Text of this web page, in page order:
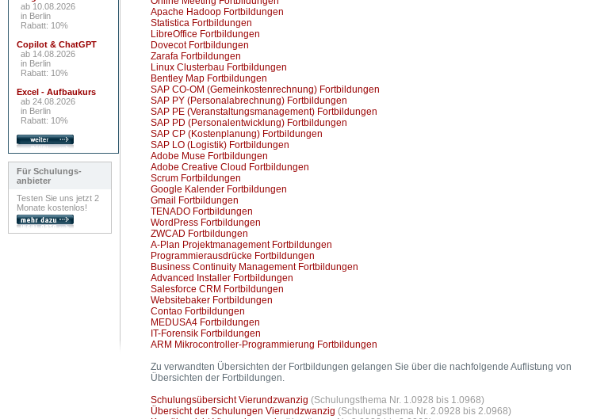
ab 10.08.2026
in Berlin
Rabatt: 10%
Copilot & ChatGPT
ab 14.08.2026
in Berlin
Rabatt: 10%
Excel - Aufbaukurs
ab 24.08.2026
in Berlin
Rabatt: 10%
Für Schulungs-
anbieter
Testen Sie uns jetzt 2
Monate kostenlos!
Apache Hadoop Fortbildungen
Statistica Fortbildungen
LibreOffice Fortbildungen
Dovecot Fortbildungen
Zarafa Fortbildungen
Linux Clusterbau Fortbildungen
Bentley Map Fortbildungen
SAP CO-OM (Gemeinkostenrechnung) Fortbildungen
SAP PY (Personalabrechnung) Fortbildungen
SAP PE (Veranstaltungsmanagement) Fortbildungen
SAP PD (Personalentwicklung) Fortbildungen
SAP CP (Kostenplanung) Fortbildungen
SAP LO (Logistik) Fortbildungen
Adobe Muse Fortbildungen
Adobe Creative Cloud Fortbildungen
Scrum Fortbildungen
Google Kalender Fortbildungen
Gmail Fortbildungen
TENADO Fortbildungen
WordPress Fortbildungen
ZWCAD Fortbildungen
A-Plan Projektmanagement Fortbildungen
Programmierausdrücke Fortbildungen
Business Continuity Management Fortbildungen
Advanced Installer Fortbildungen
Salesforce CRM Fortbildungen
Websitebaker Fortbildungen
Contao Fortbildungen
MEDUSA4 Fortbildungen
IT-Forensik Fortbildungen
ARM Mikrocontroller-Programmierung Fortbildungen
Zu verwandten Übersichten der Fortbildungen gelangen Sie über die nachfolgende Auflistung von
Übersichten der Fortbildungen.
Schulungsübersicht Vierundzwanzig (Schulungsthema Nr. 1.0928 bis 1.0968)
Übersicht der Schulungen Vierundzwanzig (Schulungsthema Nr. 2.0928 bis 2.0968)